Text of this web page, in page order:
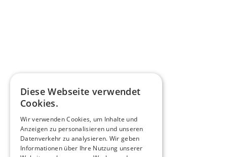
Diese Webseite verwendet
Cookies.
Wir verwenden Cookies, um Inhalte und
Anzeigen zu personalisieren und unseren
Datenverkehr zu analysieren. Wir geben
Informationen über Ihre Nutzung unserer